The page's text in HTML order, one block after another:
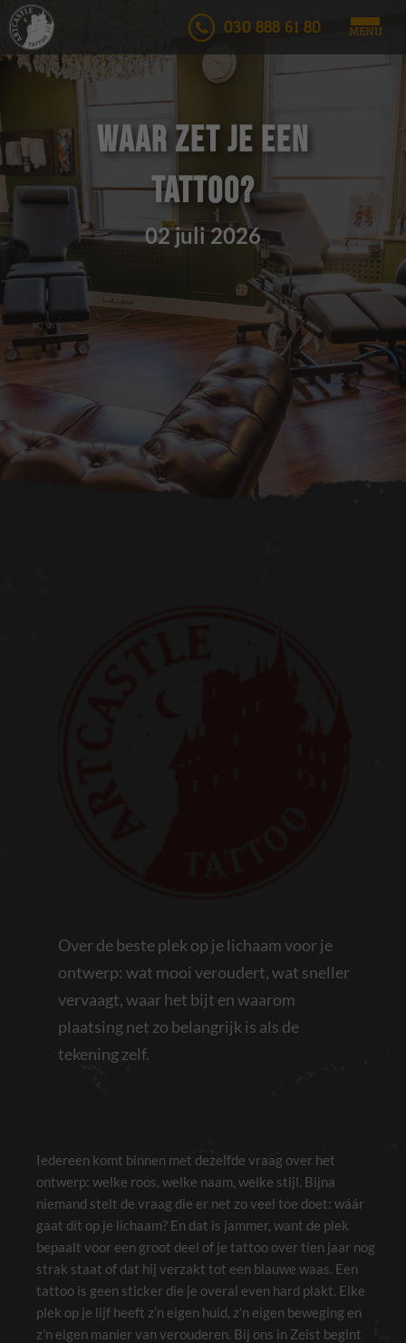
030 888 61 80 MENU
Waar zet je een
tattoo?
02 juli 2026
Over de beste plek op je lichaam voor je
ontwerp: wat mooi veroudert, wat sneller
vervaagt, waar het bijt en waarom
plaatsing net zo belangrijk is als de
tekening zelf.
Iedereen komt binnen met dezelfde vraag over het
ontwerp: welke roos, welke naam, welke stijl. Bijna
niemand stelt de vraag die er net zo veel toe doet: wáár
gaat dit op je lichaam? En dat is jammer, want de plek
bepaalt voor een groot deel of je tattoo over tien jaar nog
strak staat of dat hij verzakt tot een blauwe waas. Een
tattoo is geen sticker die je overal even hard plakt. Elke
plek op je lijf heeft z’n eigen huid, z’n eigen beweging en
z’n eigen manier van verouderen. Bij ons in Zeist begint